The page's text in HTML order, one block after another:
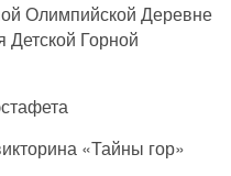
Олимпийской Деревне
Детской Горной
«Тайны гор»